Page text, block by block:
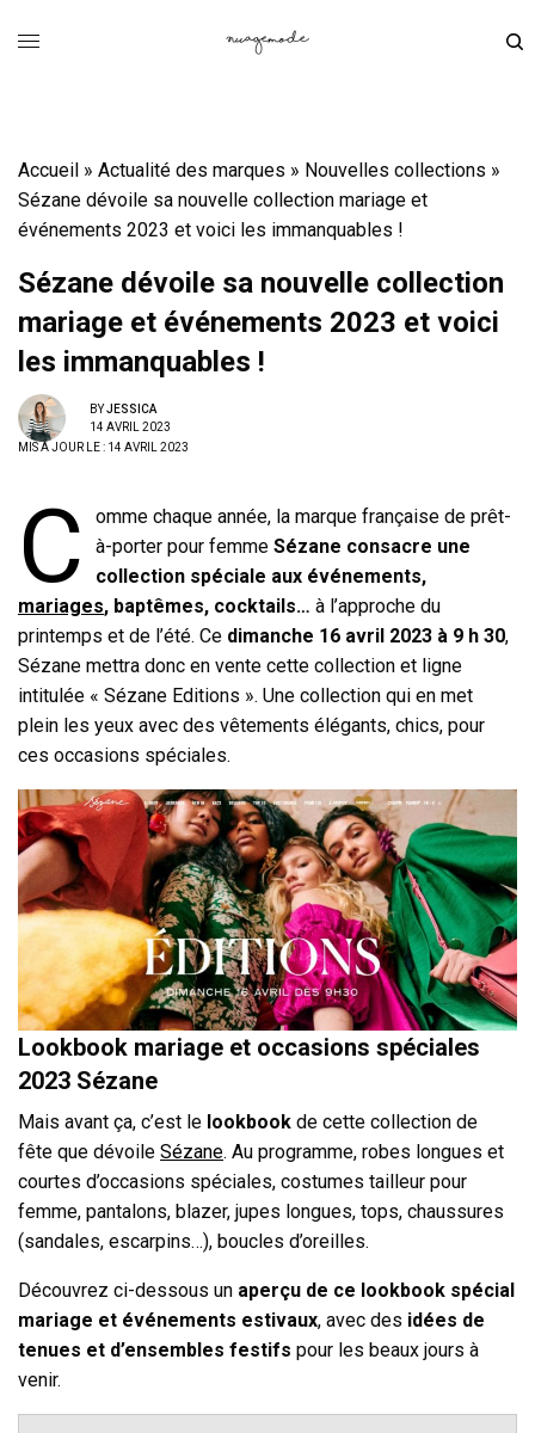
Accueil »Actualité des marques » Nouvelles collections »
Sézane dévoile sa nouvelle collection mariage et
événements 2023 et voici les immanquables !
Sézane dévoile sa nouvelle collection
mariage et événements 2023 et voici
les immanquables !
BYJESSICA
14 AVRIL 2023
MIS À JOUR LE : 14 AVRIL 2023
C
omme chaque année, la marque française de prêt-
à-porter pour femme Sézane consacre une
collection spéciale aux événements,
mariages, baptêmes, cocktails…à l’approche du
printemps et de l’été. Ce dimanche 16 avril 2023 à 9 h 30,
Sézane mettra donc en vente cette collection et ligne
intitulée « Sézane Editions ». Une collection qui en met
plein les yeux avec des vêtements élégants, chics, pour
ces occasions spéciales.
Lookbook mariage et occasions spéciales
2023 Sézane
Mais avant ça, c’est le lookbook de cette collection de
fête que dévoileSézane. Au programme, robes longues et
courtes d’occasions spéciales, costumes tailleur pour
femme, pantalons, blazer, jupes longues, tops, chaussures
(sandales, escarpins…), boucles d’oreilles.
Découvrez ci-dessous un aperçu de ce lookbook spécial
mariage et événements estivaux, avec des idées de
tenues et d’ensembles festifs pour les beaux jours à
venir.